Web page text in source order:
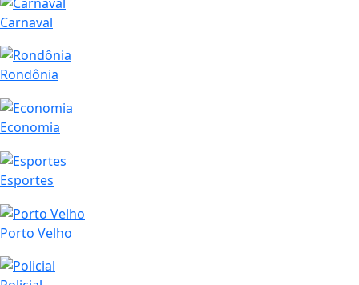
Carnaval
Rondônia
Economia
Esportes
Porto Velho